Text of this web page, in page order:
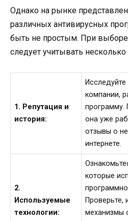
Однако на рынке
различных антивирусных
быть не простым. При
следует учитывать
1. Репутация и
история:
компании,
программу.
она уже
отзывы о
интернете.
2.
Используемые
технологии:
которые
Проверьте,
механизмы